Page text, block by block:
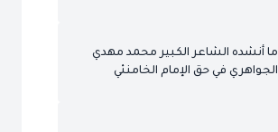
ما أنشده الشاعر الكبير محمد مهدي
الجواهري في حق الإمام الخامنئي